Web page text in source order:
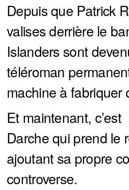
Depuis que Patrick
valises derrière le
Islanders sont
téléroman
machine à fabriquer
Et maintenant,
Darche qui prend le
ajoutant sa propre
controverse.